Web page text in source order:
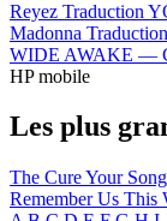
Reyez Traduction
Madonna
WIDE AWAKE —
HP mobile
Les plus
The CureYour Song
Remember Us This